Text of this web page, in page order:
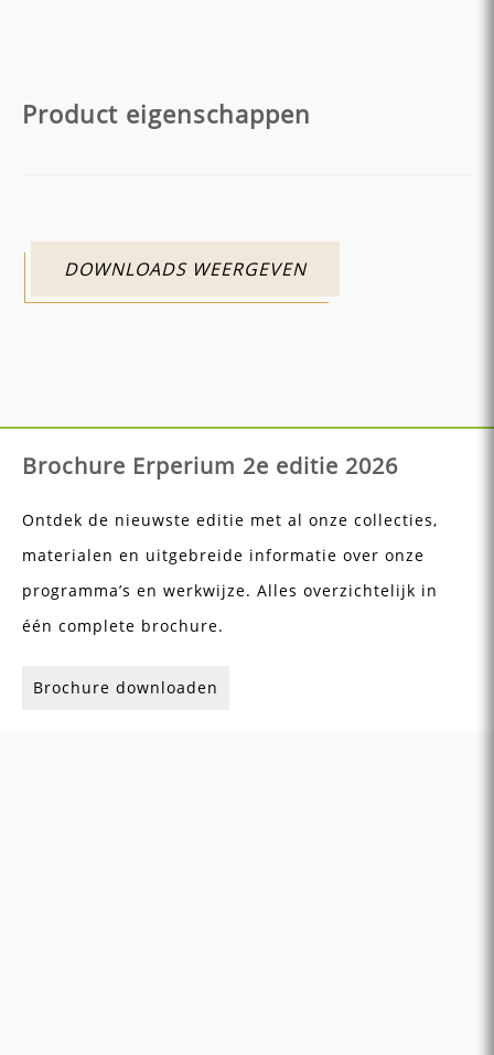
Product eigenschappen
DOWNLOADS WEERGEVEN
Brochure Erperium 2e editie 2026
Ontdek de nieuwste editie met al onze collecties,
materialen en uitgebreide informatie over onze
programma’s en werkwijze. Alles overzichtelijk in
één complete brochure.
Brochure downloaden